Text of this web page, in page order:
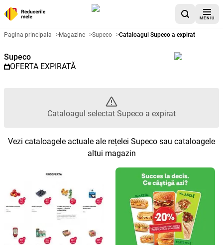
MENIU
Catalog promoțional Supeco -
Pagina principala >Magazine >Supeco >Cataloagul Supeco a expirat
Supeco
OFERTA EXPIRATĂ
Cataloagul selectat Supeco a expirat
Vezi cataloagele actuale ale rețelei Supeco sau cataloagele
altui magazin